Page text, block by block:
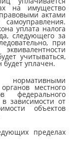
на имущество
актами
уплата налога
следующего за
при
учитываться,
будет уплачен.
нормативными
местного
федерального
зависимости от
объектов
пределах